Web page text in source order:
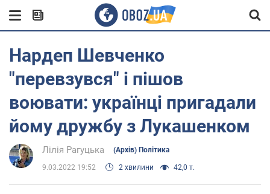
Нардеп Шевченко
"перевзувся" і пішов
воювати: українці пригадали
йому дружбу з Лукашенком
Лілія Рагуцька (Архів) Політика
9.03.2022 19:52 2 хвилини 42,0 т.